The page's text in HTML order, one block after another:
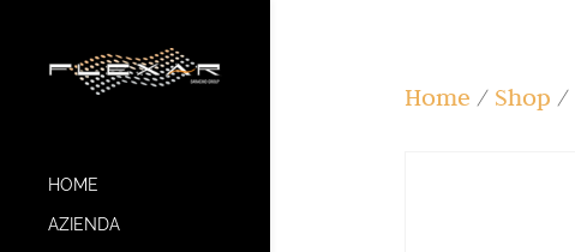
HOME
AZIENDA
Home / Shop /